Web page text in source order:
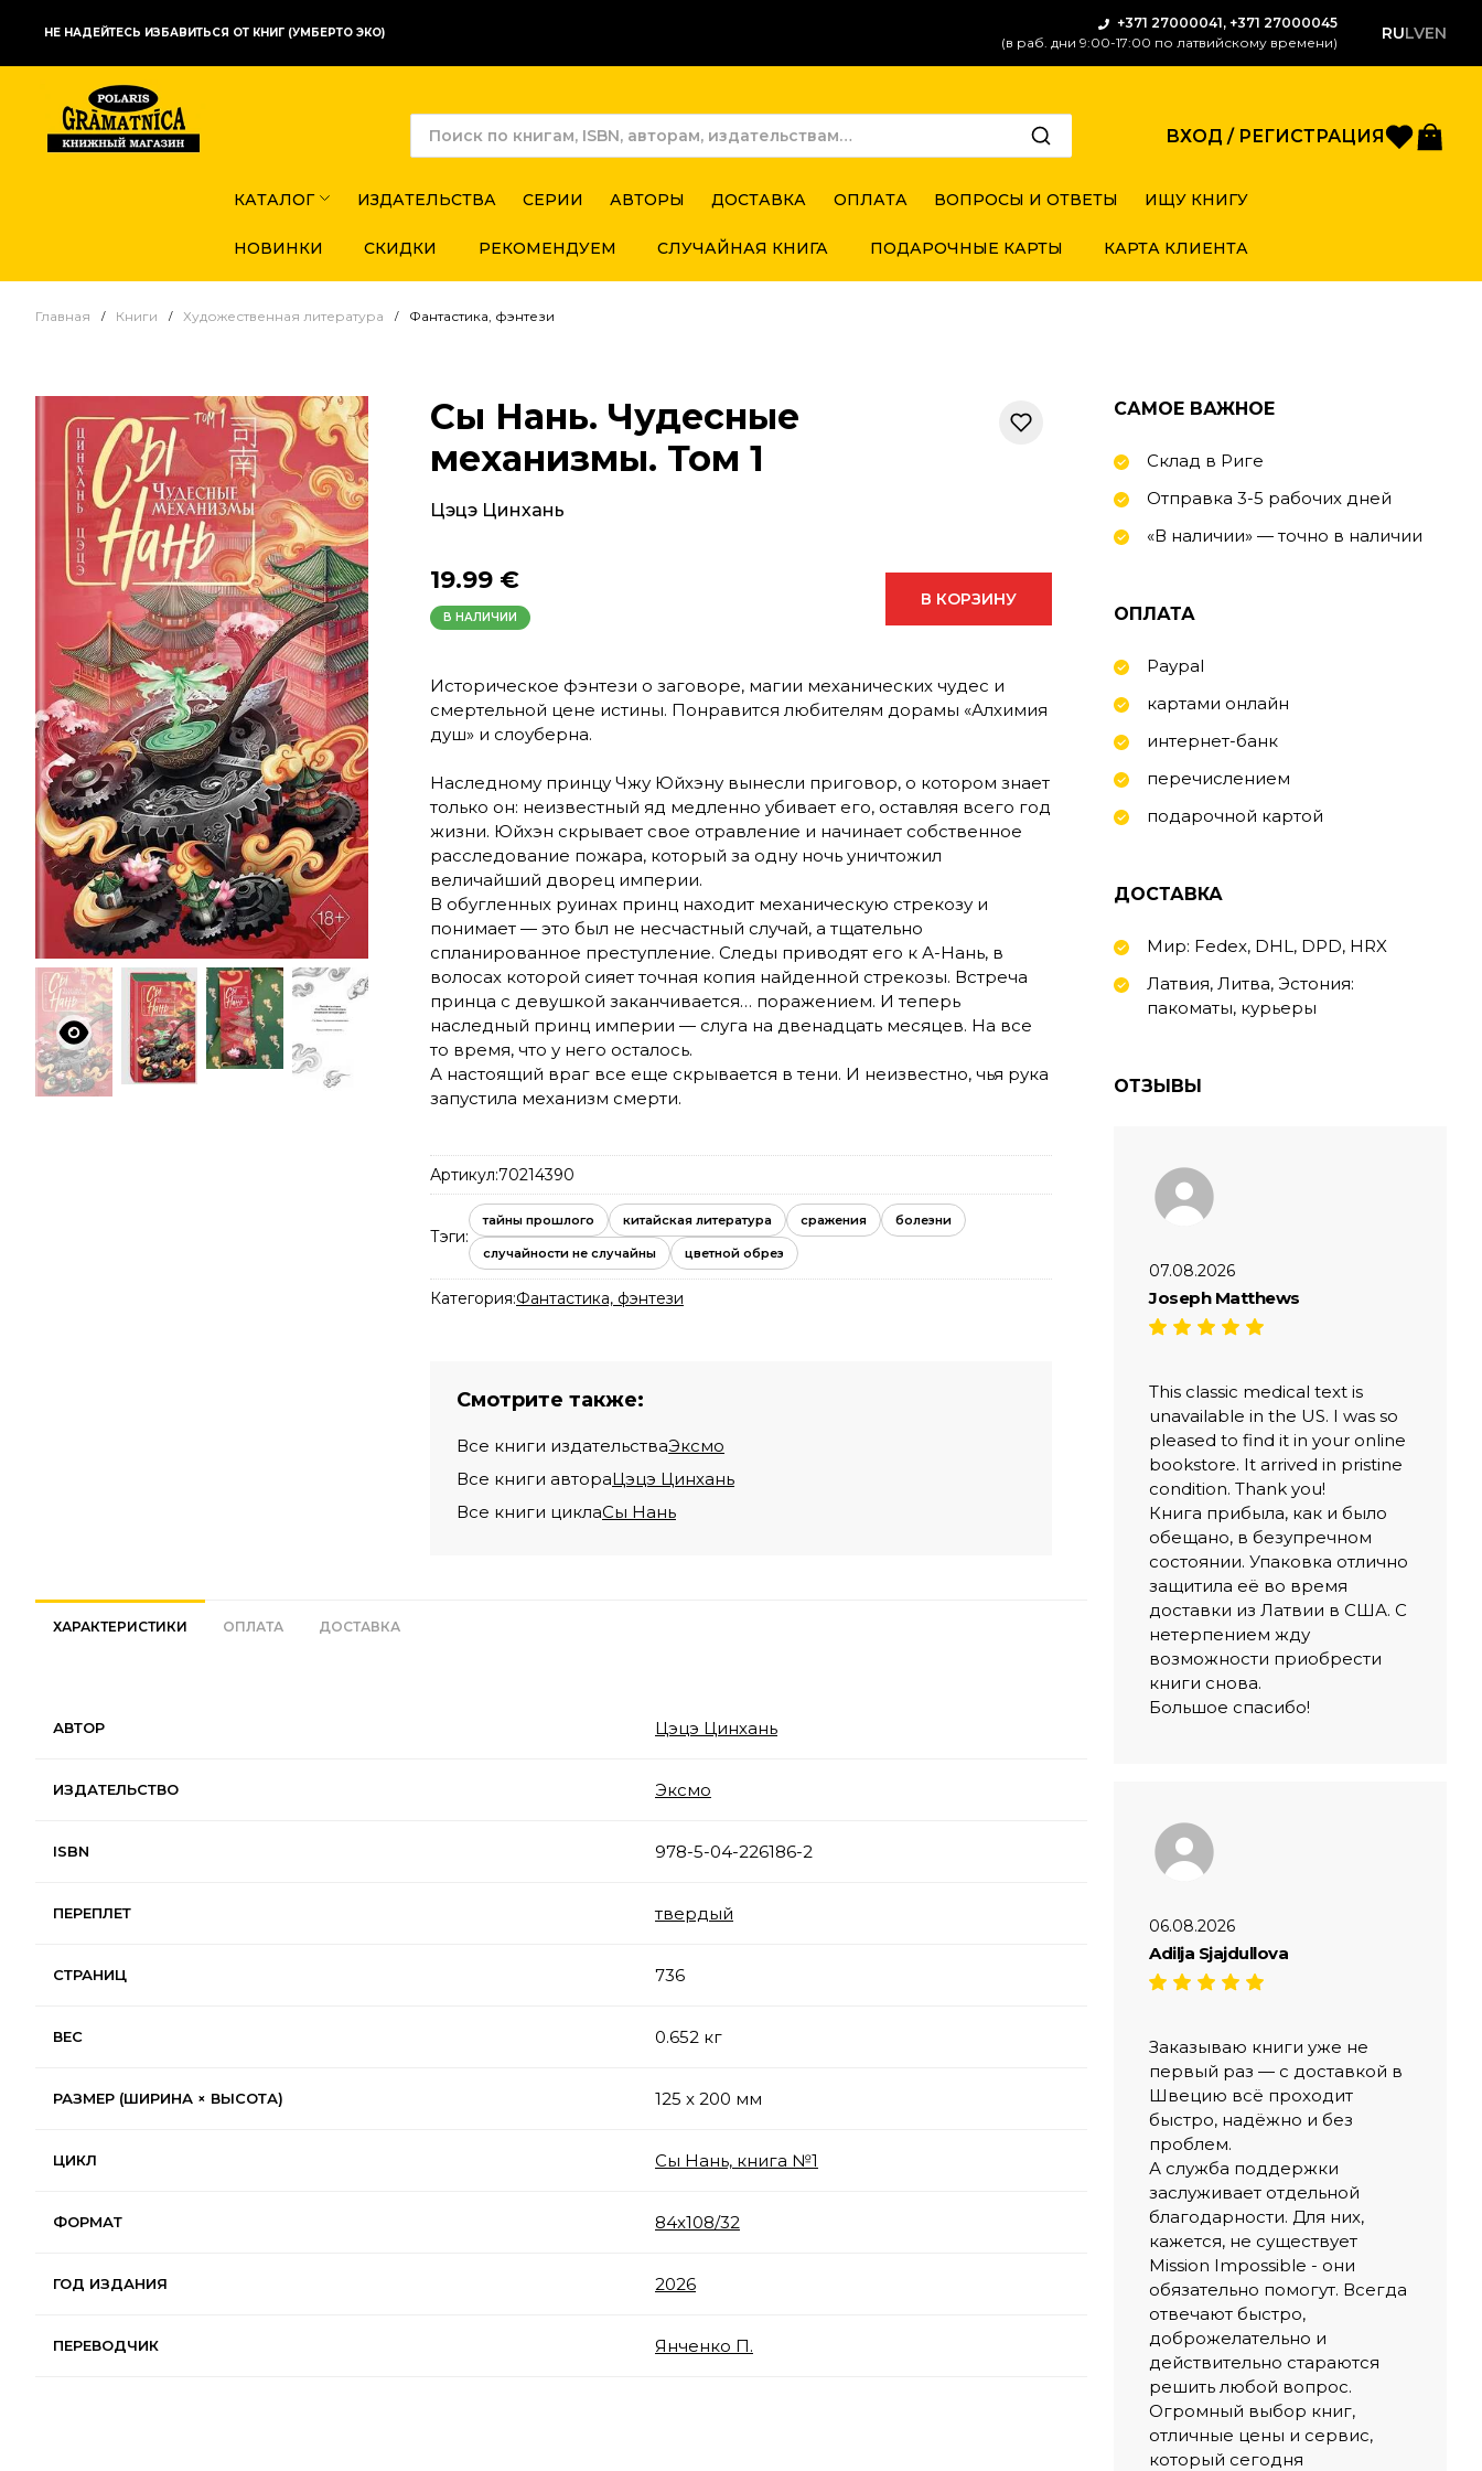
НЕ НАДЕЙТЕСЬ ИЗБАВИТЬСЯ ОТ КНИГ (УМБЕРТО ЭКО)
+371 27000041, +371 27000045
(в раб. дни 9:00-17:00 по латвийскому времени)
RULVEN
ВХОД / РЕГИСТРАЦИЯ
КАТАЛОГ ИЗДАТЕЛЬСТВА СЕРИИ АВТОРЫ ДОСТАВКА ОПЛАТА ВОПРОСЫ И ОТВЕТЫ ИЩУ КНИГУ
НОВИНКИ СКИДКИ РЕКОМЕНДУЕМ СЛУЧАЙНАЯ КНИГА ПОДАРОЧНЫЕ КАРТЫ КАРТА КЛИЕНТА
Главная Книги Художественная литература Фантастика, фэнтези
Сы Нань. Чудесные
механизмы. Том 1
Цэцэ Цинхань
19.99 €
В НАЛИЧИИ
В КОРЗИНУ
Историческое фэнтези о заговоре, магии механических чудес и
смертельной цене истины. Понравится любителям дорамы «Алхимия
душ» и слоуберна.
Наследному принцу Чжу Юйхэну вынесли приговор, о котором знает
только он: неизвестный яд медленно убивает его, оставляя всего год
жизни. Юйхэн скрывает свое отравление и начинает собственное
расследование пожара, который за одну ночь уничтожил
величайший дворец империи.
В обугленных руинах принц находит механическую стрекозу и
понимает — это был не несчастный случай, а тщательно
спланированное преступление. Следы приводят его к А-Нань, в
волосах которой сияет точная копия найденной стрекозы. Встреча
принца с девушкой заканчивается… поражением. И теперь
наследный принц империи — слуга на двенадцать месяцев. На все
то время, что у него осталось.
А настоящий враг все еще скрывается в тени. И неизвестно, чья рука
запустила механизм смерти.
Артикул:70214390
Тэги:
тайны прошлого китайская литература сражения болезни
случайности не случайны цветной обрез
Категория:Фантастика, фэнтези
Смотрите также:
Все книги издательстваЭксмо
Все книги автораЦэцэ Цинхань
Все книги циклаСы Нань
ХАРАКТЕРИСТИКИ ОПЛАТА ДОСТАВКА
АВТОР Цэцэ Цинхань
ИЗДАТЕЛЬСТВО Эксмо
ISBN 978-5-04-226186-2
ПЕРЕПЛЕТ твердый
СТРАНИЦ 736
ВЕС 0.652 кг
РАЗМЕР (ШИРИНА × ВЫСОТА) 125 x 200 мм
ЦИКЛ Сы Нань, книга №1
ФОРМАТ 84x108/32
ГОД ИЗДАНИЯ 2026
ПЕРЕВОДЧИК Янченко П.
САМОЕ ВАЖНОЕ
Склад в Риге
Отправка 3-5 рабочих дней
«В наличии» — точно в наличии
ОПЛАТА
Paypal
картами онлайн
интернет-банк
перечислением
подарочной картой
ДОСТАВКА
Мир: Fedex, DHL, DPD, HRX
Латвия, Литва, Эстония:
пакоматы, курьеры
ОТЗЫВЫ
07.08.2026
Joseph Matthews
This classic medical text is
unavailable in the US. I was so
pleased to find it in your online
bookstore. It arrived in pristine
condition. Thank you!
Книга прибыла, как и было
обещано, в безупречном
состоянии. Упаковка отлично
защитила её во время
доставки из Латвии в США. С
нетерпением жду
возможности приобрести
книги снова.
Большое спасибо!
06.08.2026
Adilja Sjajdullova
Заказываю книги уже не
первый раз — с доставкой в
Швецию всё проходит
быстро, надёжно и без
проблем.
А служба поддержки
заслуживает отдельной
благодарности. Для них,
кажется, не существует
Mission Impossible - они
обязательно помогут. Всегда
отвечают быстро,
доброжелательно и
действительно стараются
решить любой вопрос.
Огромный выбор книг,
отличные цены и сервис,
который сегодня